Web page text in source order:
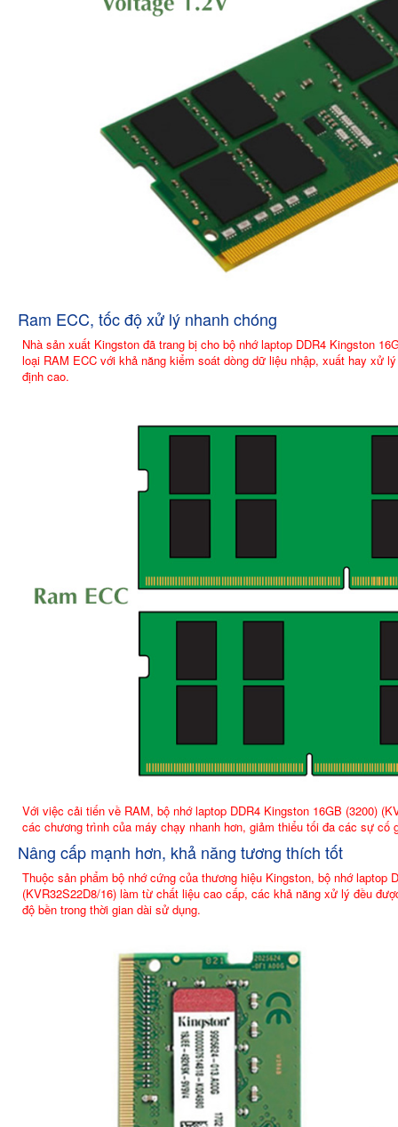
Ram ECC, tốc độ xử lý nhanh chóng
Nhà sản xuất Kingston đã trang bị cho bộ nhớ laptop DDR4 Kingston
loại RAM ECC với khả năng kiểm soát dòng dữ liệu nhập, xuất hay xử
định cao.
Với việc cải tiến về RAM, bộ nhớ laptop DDR4 Kingston 16GB (3200)
các chương trình của máy chạy nhanh hơn, giảm thiểu tối đa các sự cố
Nâng cấp mạnh hơn, khả năng tương thích tốt
Thuộc sản phẩm bộ nhớ cứng của thương hiệu Kingston, bộ nhớ laptop
(KVR32S22D8/16) làm từ chất liệu cao cấp, các khả năng xử lý đều
độ bền trong thời gian dài sử dụng.